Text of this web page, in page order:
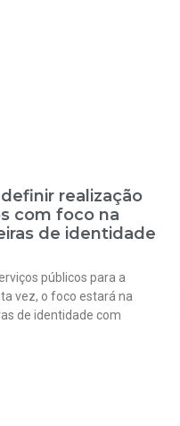
realização
com foco na
de identidade
públicos para a
vez, o foco estará na
de identidade com